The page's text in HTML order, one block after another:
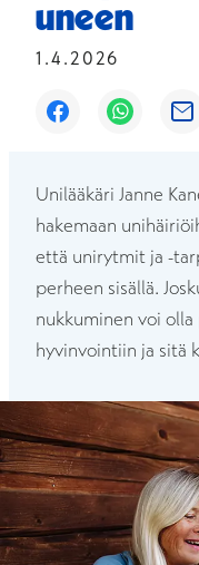
uneen
1.4.2026
Avautuu uuteen
Avautuu
Unilääkäri Janne
hakemaan
että unirytmit ja -
perheen sisällä.
nukkuminen voi olla
hyvinvointiin ja sitä